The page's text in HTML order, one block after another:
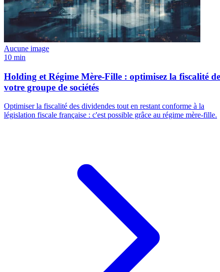
Aucune image
10 min
Holding et Régime Mère-Fille : optimisez la fiscalité de
votre groupe de sociétés
Optimiser la fiscalité des dividendes tout en restant conforme à la
législation fiscale française : c'est possible grâce au régime mère-fille.